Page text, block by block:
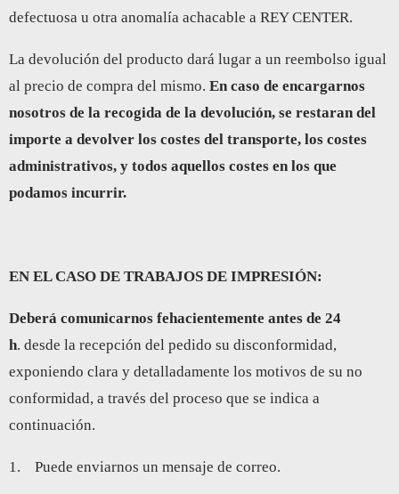
defectuosa u otra anomalía achacable a REY CENTER.
La devolución del producto dará lugar a un reembolso igual
al precio de compra del mismo. En caso de encargarnos
nosotros de la recogida de la devolución, se restaran del
importe a devolver los costes del transporte, los costes
administrativos, y todos aquellos costes en los que
podamos incurrir.
EN EL CASO DE TRABAJOS DE IMPRESIÓN:
Deberá comunicarnos fehacientemente antes de 24
h. desde la recepción del pedido su disconformidad,
exponiendo clara y detalladamente los motivos de su no
conformidad, a través del proceso que se indica a
continuación.
1. Puede enviarnos un mensaje de correo.